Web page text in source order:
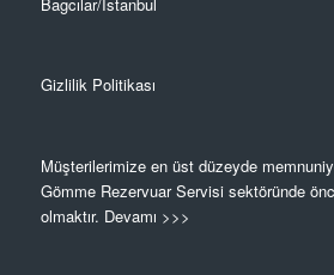
Gizlilik Politikası
Müşterilerimize en üst düzeyde
Gömme Rezervuar Servisi sektöründe
olmaktır. Devamı >>>